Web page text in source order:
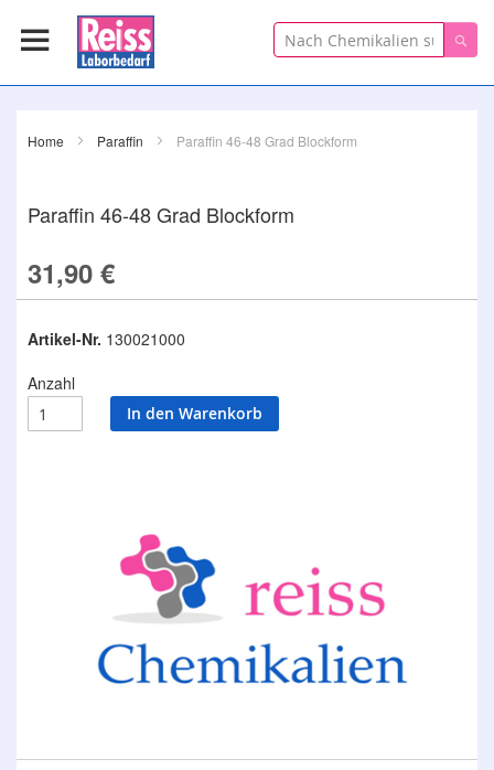
Suche
Home Paraffin Paraffin 46-48 Grad Blockform
Paraffin 46-48 Grad Blockform
31,90 €
Artikel-Nr. 130021000
Anzahl
In den Warenkorb